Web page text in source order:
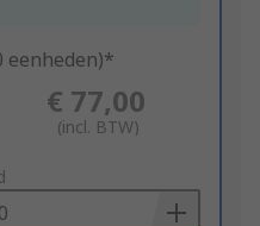
eenheden)*
€ 77,00
(incl. BTW)